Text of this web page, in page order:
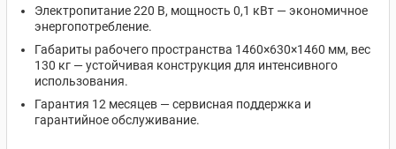
Электропитание 220 В, мощность 0,1 кВт — экономичное
энергопотребление.
Габариты рабочего пространства 1460×630×1460 мм, вес
130 кг — устойчивая конструкция для интенсивного
использования.
Гарантия 12 месяцев — сервисная поддержка и
гарантийное обслуживание.